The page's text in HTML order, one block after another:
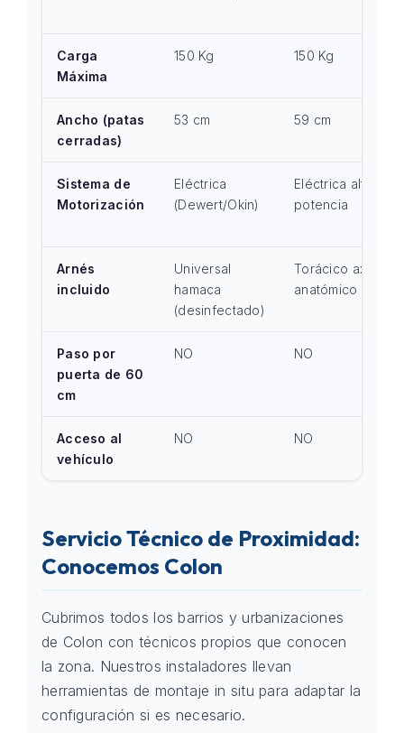
Carga
Máxima
150 Kg 150 Kg
Ancho (patas
cerradas)
53 cm 59 cm
Sistema de
Motorización
Eléctrica
(Dewert/Okin)
Eléctrica alta
potencia
Arnés
incluido
Universal
hamaca
(desinfectado)
Torácico axial
anatómico
Paso por
puerta de 60
cm
NO NO
Acceso al
vehículo
NO NO
Servicio Técnico de Proximidad:
Conocemos Colon
Cubrimos todos los barrios y urbanizaciones
de Colon con técnicos propios que conocen
la zona. Nuestros instaladores llevan
herramientas de montaje in situ para adaptar la
configuración si es necesario.